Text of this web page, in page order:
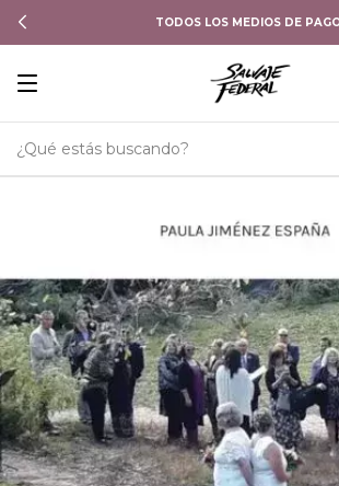
TODOS LOS MEDIOS DE PAGO